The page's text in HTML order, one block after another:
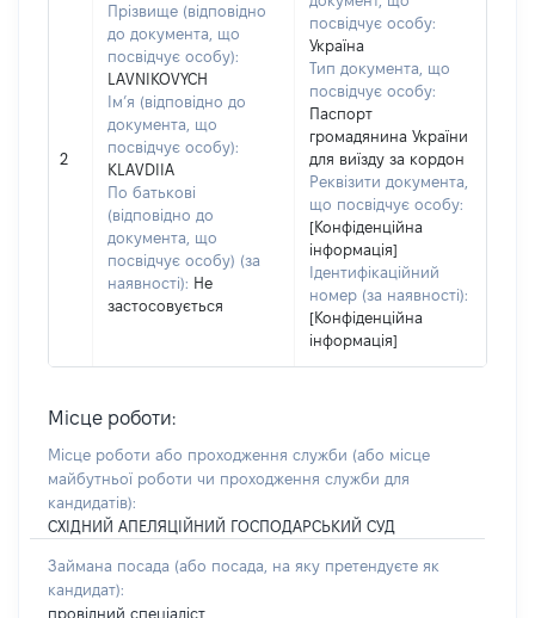
2
Прізвище (відповідно
до документа, що
посвідчує особу):
LAVNIKOVYCH
Ім’я (відповідно до
документа, що
посвідчує особу):
KLAVDIIA
По батькові
(відповідно до
документа, що
посвідчує особу) (за
наявності): Не
застосовується
посвідчує особу:
Україна
Тип документа, що
посвідчує особу:
Паспорт
громадянина України
для виїзду за кордон
Реквізити документа,
що посвідчує особу:
[Конфіденційна
інформація]
Ідентифікаційний
номер (за наявності):
[Конфіденційна
інформація]
Місце роботи:
Місце роботи або проходження служби (або місце
майбутньої роботи чи проходження служби для
кандидатів):
СХІДНИЙ АПЕЛЯЦІЙНИЙ ГОСПОДАРСЬКИЙ СУД
Займана посада (або посада, на яку претендуєте як
кандидат):
провідний спеціаліст